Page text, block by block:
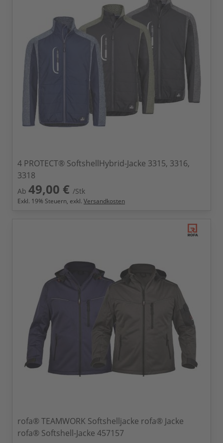
4 PROTECT® SoftshellHybrid-Jacke 3315, 3316,
3318
Ab 49,00 € /Stk
Exkl. 19% Steuern, exkl. Versandkosten
rofa® TEAMWORK Softshelljacke rofa® Jacke
rofa® Softshell-Jacke 457157